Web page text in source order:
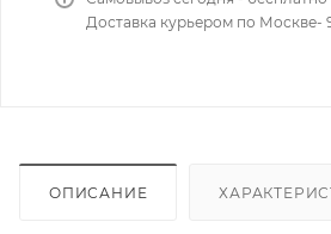
Доставка курьером по Москве-
ОПИСАНИЕ